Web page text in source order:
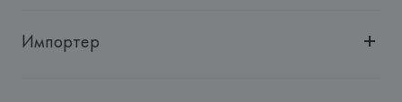
Импортер